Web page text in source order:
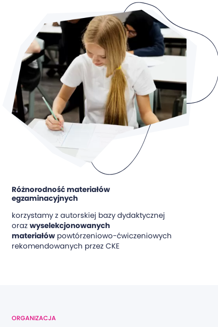
Różnorodność materiałów
egzaminacyjnych
korzystamy z autorskiej bazy dydaktycznej
orazwyselekcjonowanych
materiałów powtórzeniowo-ćwiczeniowych
rekomendowanych przez CKE
ORGANIZACJA